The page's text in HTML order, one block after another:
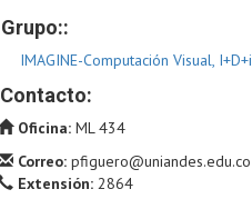
Grupo::
IMAGINE-Computación Visual, I+D+i
Contacto:
Oficina: ML 434
Correo: pfiguero@uniandes.edu.co
Extensión: 2864